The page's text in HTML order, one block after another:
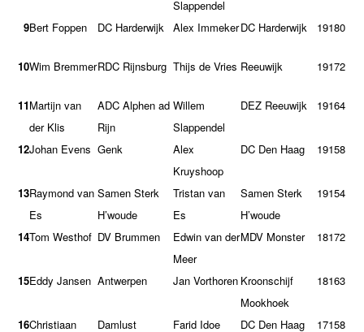
Slappendel
9Bert Foppen DC Harderwijk Alex ImmekerDC Harderwijk 19180
10Wim BremmerRDC Rijnsburg Thijs de Vries Reeuwijk 19172
11Martijn van
der Klis
ADC Alphen ad
Rijn
Willem
Slappendel
DEZ Reeuwijk 19164
12Johan Evens Genk
Alex
Kruyshoop
DC Den Haag 19158
13Raymond van
Es
Samen Sterk
H’woude
Tristan van
Es
Samen Sterk
H’woude
19154
14Tom Westhof DV Brummen
Edwin van der
Meer
MDV Monster 18172
15Eddy Jansen Antwerpen Jan Vorthoren Kroonschijf
Mookhoek
18163
16Christiaan
Damlust Farid Idoe DC Den Haag 17158